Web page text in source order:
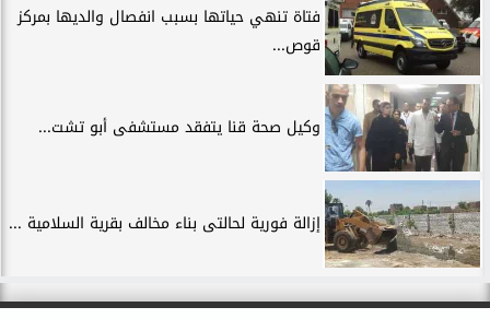
فتاة تنهي حياتها بسبب انفصال والديها بمركز
قوص...
وكيل صحة قنا يتفقد مستشفى أبو تشت...
إزالة فورية لحالتى بناء مخالف بقرية السلامية ...